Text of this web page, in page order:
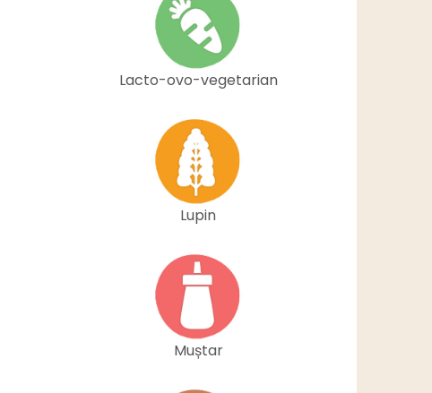
Lacto-ovo-vegetarian
Lupin
Muștar